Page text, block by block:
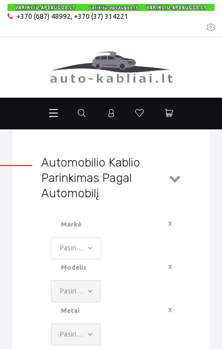
+370 (687) 48992, +370 (37) 314221
Automobilio Kablio
Parinkimas Pagal
Automobilį
Markė
Pasirinkite reikšmę
Modelis
Pasirinkite reikšmę
Metai
Pasirinkite reikšmę